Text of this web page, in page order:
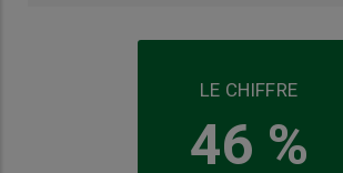
LE CHIFFRE
46 %